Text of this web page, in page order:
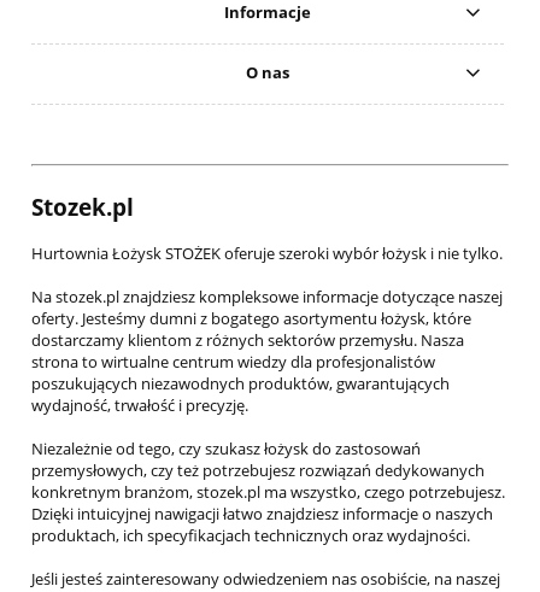
Informacje
O nas
Stozek.pl
Hurtownia Łożysk STOŻEK oferuje szeroki wybór łożysk i nie tylko.
Na stozek.pl znajdziesz kompleksowe informacje dotyczące naszej
oferty. Jesteśmy dumni z bogatego asortymentu łożysk, które
dostarczamy klientom z różnych sektorów przemysłu. Nasza
strona to wirtualne centrum wiedzy dla profesjonalistów
poszukujących niezawodnych produktów, gwarantujących
wydajność, trwałość i precyzję.
Niezależnie od tego, czy szukasz łożysk do zastosowań
przemysłowych, czy też potrzebujesz rozwiązań dedykowanych
konkretnym branżom, stozek.pl ma wszystko, czego potrzebujesz.
Dzięki intuicyjnej nawigacji łatwo znajdziesz informacje o naszych
produktach, ich specyfikacjach technicznych oraz wydajności.
Jeśli jesteś zainteresowany odwiedzeniem nas osobiście, na naszej